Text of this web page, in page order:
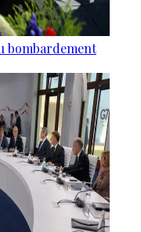
bombardement